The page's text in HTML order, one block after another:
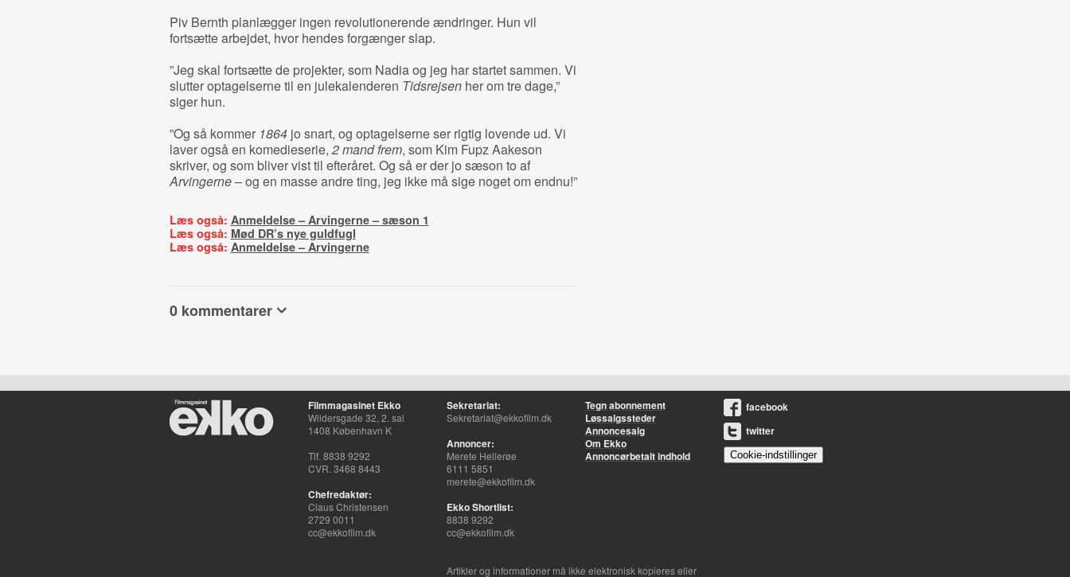
Piv Bernth planlægger ingen revolutionerende ændringer. Hun vil
fortsætte arbejdet, hvor hendes forgænger slap.
”Jeg skal fortsætte de projekter, som Nadia og jeg har startet sammen. Vi
slutter optagelserne til en julekalenderen Tidsrejsenher om tre dage,”
siger hun.
”Og så kommer 1864jo snart, og optagelserne ser rigtig lovende ud. Vi
laver også en komedieserie, 2 mand frem, som Kim Fupz Aakeson
skriver, og som bliver vist til efteråret. Og så er der jo sæson to af
Arvingerne– og en masse andre ting, jeg ikke må sige noget om endnu!”
Læs også: Anmeldelse – Arvingerne – sæson 1
Læs også: Mød DR’s nye guldfugl
Læs også: Anmeldelse – Arvingerne
0 kommentarer
Filmmagasinet Ekko
Wildersgade 32, 2. sal
1408 København K
Tlf. 8838 9292
CVR. 3468 8443
Chefredaktør:
Claus Christensen
2729 0011
cc@ekkofilm.dk
Sekretariat:
Sekretariat@ekkofilm.dk
Annoncer:
Merete Hellerøe
6111 5851
merete@ekkofilm.dk
Ekko Shortlist:
8838 9292
cc@ekkofilm.dk
Tegn abonnement
Løssalgssteder
Annoncesalg
Om Ekko
Annoncørbetalt indhold
facebook
twitter
Cookie-indstillinger
Artikler og informationer må ikke elektronisk kopieres eller